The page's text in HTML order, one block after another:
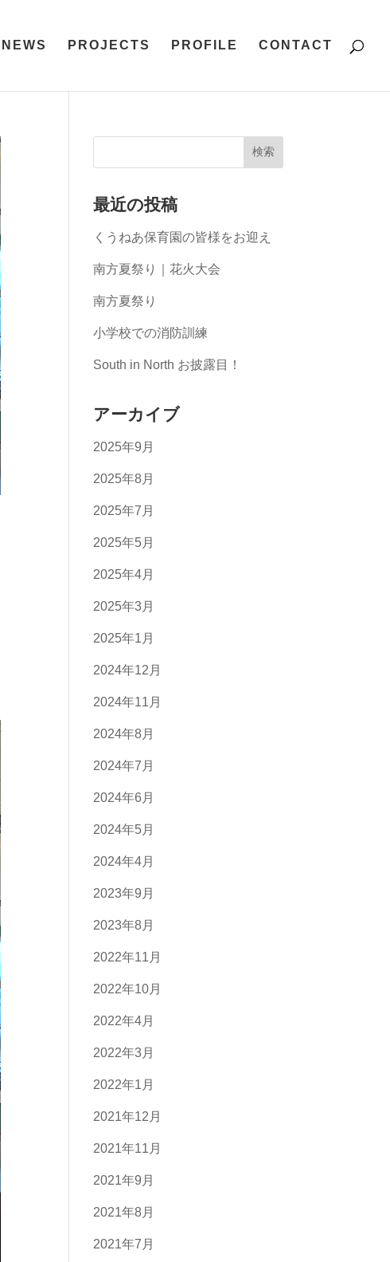
NEWS PROJECTS PROFILE CONTACT
最近の投稿
くうねあ保育園の皆様をお迎え
南方夏祭り｜花火大会
南方夏祭り
小学校での消防訓練
South in North お披露目！
アーカイブ
2025年9月
2025年8月
2025年7月
2025年5月
2025年4月
2025年3月
2025年1月
2024年12月
2024年11月
2024年8月
2024年7月
2024年6月
2024年5月
2024年4月
2023年9月
2023年8月
2022年11月
2022年10月
2022年4月
2022年3月
2022年1月
2021年12月
2021年11月
2021年9月
2021年8月
2021年7月